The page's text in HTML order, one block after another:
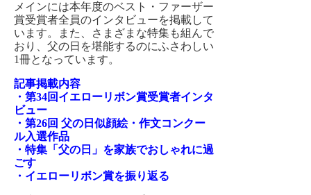
メインには本年度のベスト・ファーザー
賞受賞者全員のインタビューを掲載して
います。また、さまざまな特集も組んで
おり、父の日を堪能するのにふさわしい
1冊となっています。
記事掲載内容
・第34回イエローリボン賞受賞者インタ
ビュー
・第26回 父の日似顔絵・作文コンクー
ル入選作品
・特集「父の日」を家族でおしゃれに過
ごす
・イエローリボン賞を振り返る